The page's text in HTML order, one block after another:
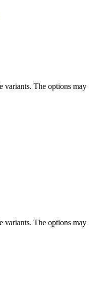
variants. The options may
variants. The options may